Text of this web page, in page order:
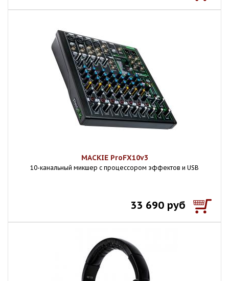
MACKIE ProFX10v3
10-канальный микшер с процессором эффектов и USB
33 690 руб